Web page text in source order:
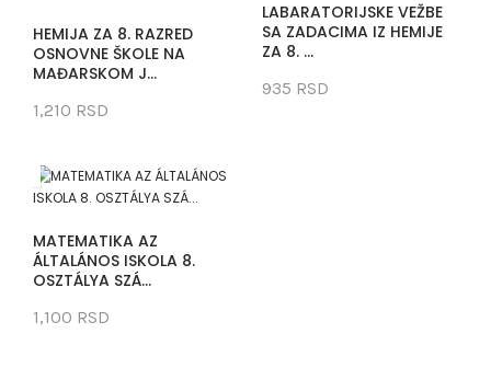
HEMIJA ZA 8. RAZRED
OSNOVNE ŠKOLE NA
MAĐARSKOM J...
1,210 RSD
LABARATORIJSKE VEŽBE
SA ZADACIMA IZ HEMIJE
ZA 8. ...
935 RSD
MATEMATIKA AZ
ÁLTALÁNOS ISKOLA 8.
OSZTÁLYA SZÁ...
1,100 RSD